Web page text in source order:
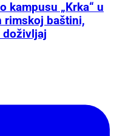
kampusu „Krka“ u
rimskoj baštini,
doživljaj